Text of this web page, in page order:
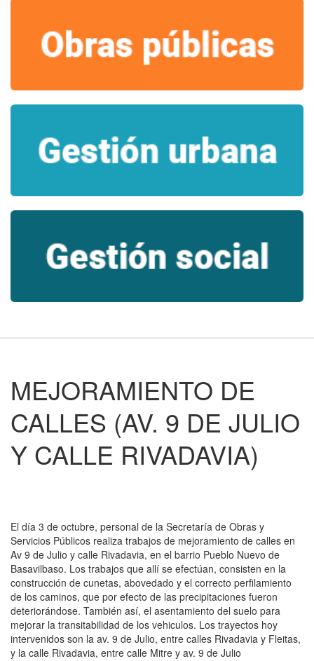
MEJORAMIENTO DE
CALLES (AV. 9 DE JULIO
Y CALLE RIVADAVIA)
El día 3 de octubre, personal de la Secretaría de Obras y
Servicios Públicos realiza trabajos de mejoramiento de calles en
Av 9 de Julio y calle Rivadavia, en el barrio Pueblo Nuevo de
Basavilbaso. Los trabajos que allí se efectúan, consisten en la
construcción de cunetas, abovedado y el correcto perfilamiento
de los caminos, que por efecto de las precipitaciones fueron
deteriorándose. También así, el asentamiento del suelo para
mejorar la transitabilidad de los vehiculos. Los trayectos hoy
intervenidos son la av. 9 de Julio, entre calles Rivadavia y Fleitas,
y la calle Rivadavia, entre calle Mitre y av. 9 de Julio